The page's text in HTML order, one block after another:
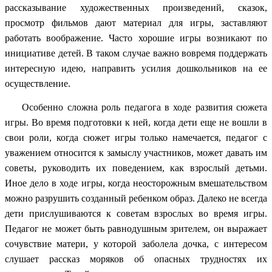
рассказывание художественных произведений, сказок,
просмотр фильмов дают материал для игры, заставляют
работать воображение. Часто хорошие игры возникают по
инициативе детей. В таком случае важно вовремя поддержать
интересную идею, направить усилия дошкольников на ее
осуществление.
Особенно сложна роль педагога в ходе развития сюжета
игры. Во время подготовки к ней, когда дети еще не вошли в
свои роли, когда сюжет игры только намечается, педагог с
уважением относится к замыслу участников, может давать им
советы, руководить их поведением, как взрослый детьми.
Иное дело в ходе игры, когда неосторожным вмешательством
можно разрушить созданный ребенком образ. Далеко не всегда
дети прислушиваются к советам взрослых во время игры.
Педагог не может быть равнодушным зрителем, он выражает
сочувствие матери, у которой заболела дочка, с интересом
слушает рассказ моряков об опасных трудностях их